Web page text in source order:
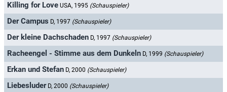
Killing for Love USA, 1995 (Schauspieler)
Der Campus D, 1997 (Schauspieler)
Der kleine Dachschaden D, 1997 (Schauspieler)
Racheengel - Stimme aus dem Dunkeln D, 1999 (Schauspieler)
Erkan und Stefan D, 2000 (Schauspieler)
Liebesluder D, 2000 (Schauspieler)